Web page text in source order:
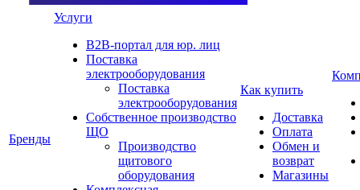
Бренды
Услуги
B2B-портал для юр. лиц
Поставка
электрооборудования
Поставка
электрооборудования
Собственное производство
ЩО
Производство
щитового
оборудования
Как купить
Доставка
Оплата
Обмен и
возврат
Магазины